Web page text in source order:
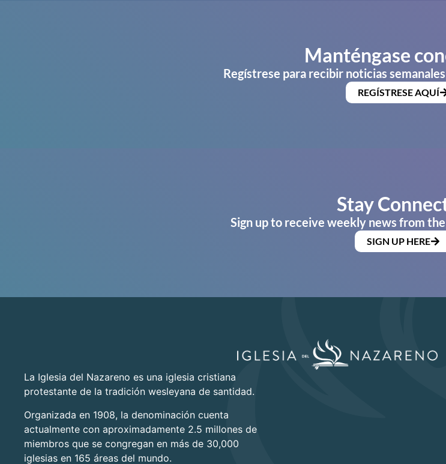
Manténgase
Regístrese para recibir noticias
REGÍSTRESE AQUÍ
Stay
Sign up to receive weekly news from
SIGN UP HERE
La Iglesia del Nazareno es una iglesia cristiana
protestante de la tradición wesleyana de santidad.
Organizada en 1908, la denominación cuenta
actualmente con aproximadamente 2.5 millones de
miembros que se congregan en más de 30,000
iglesias en 165 áreas del mundo.